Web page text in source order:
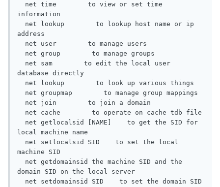
net time        to view or set time
information
net lookup        to lookup host name or ip
address
net user        to manage users
net group        to manage groups
net sam        to edit the local user
database directly
net lookup        to look up various things
net groupmap        to manage group mappings
net join        to join a domain
net cache        to operate on cache tdb file
net getlocalsid [NAME]    to get the SID for
local machine name
net setlocalsid SID    to set the local
machine SID
net getdomainsid the machine SID and the
domain SID on the local server
net setdomainsid SID    to set the domain SID